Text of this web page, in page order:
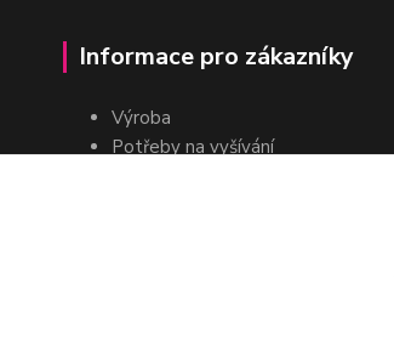
Informace pro zákazníky
Výroba
Potřeby na vyšívání